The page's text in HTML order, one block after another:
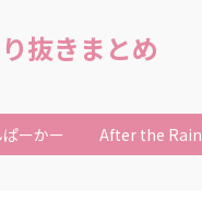
抜きまとめ
ーかー After the Rain